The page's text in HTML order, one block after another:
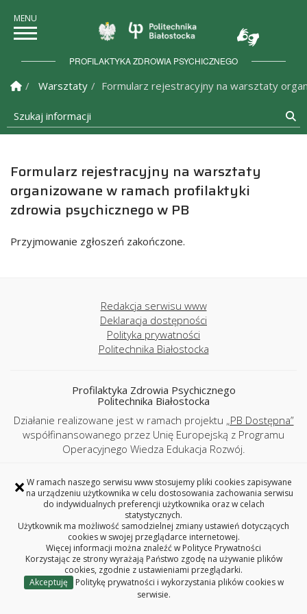
× W ramach naszego serwisu www stosujemy pliki cookies zapisywane
na urządzeniu użytkownika w celu dostosowania zachowania serwisu
do indywidualnych preferencji użytkownika oraz w celach
statystycznych.
Użytkownik ma możliwość samodzielnej zmiany ustawień dotyczących
cookies w swojej przeglądarce internetowej.
Więcej informacji można znaleźć w Polityce Prywatności
Korzystając ze strony wyrażają Państwo zgodę na używanie plików
cookies, zgodnie z ustawieniami przeglądarki.
Akceptuję
Politykę prywatności i wykorzystania plików cookies w
serwisie.
Politechnika
PROFILAKTYKA ZDROWIA PSYCHICZNEGO
Strona Główna
Warsztaty
Formularz rejestracyjny na warsztaty
Szukaj informacji
Formularz rejestracyjny na warsztaty
organizowane w ramach profilaktyki
zdrowia psychicznego w PB
Przyjmowanie zgłoszeń zakończone.
Redakcja serwisu www
Deklaracja dostępności
Polityka prywatności
Politechnika Białostocka
Profilaktyka Zdrowia Psychicznego
Politechnika Białostocka
Działanie realizowane jest w ramach projektu „PB Dostępna”
współfinansowanego przez Unię Europejską z Programu
Operacyjnego Wiedza Edukacja Rozwój.
ul. Wiejska 45A, 15-351 Białystok
Copyright © 2026 Politechnika Białostocka